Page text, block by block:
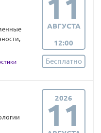
11
АВГУСТА
12:00
Бесплатно
2026
11